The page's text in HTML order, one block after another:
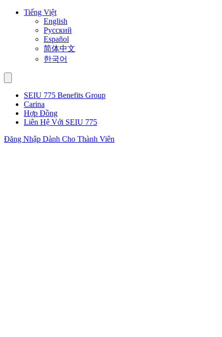
Skip
Tiếng Việt
English
Русский
Español
简体中文
한국어
SEIU 775 Benefits Group
Carina
Hợp Đồng
Liên Hệ Với SEIU 775
Đăng Nhập Dành Cho Thành Viên